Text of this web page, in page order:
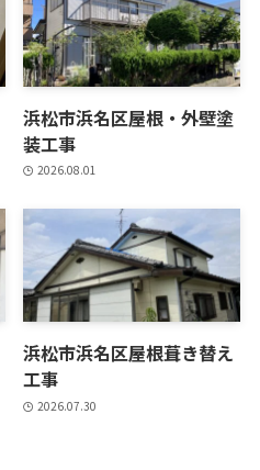
浜松市浜名区屋根・外壁塗
装工事
2026.08.01
浜松市浜名区屋根葺き替え
工事
2026.07.30